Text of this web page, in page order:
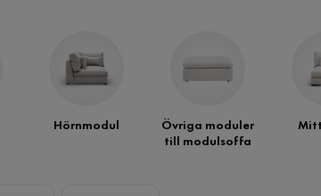
Hörnmodul
Övriga moduler
till modulsoffa